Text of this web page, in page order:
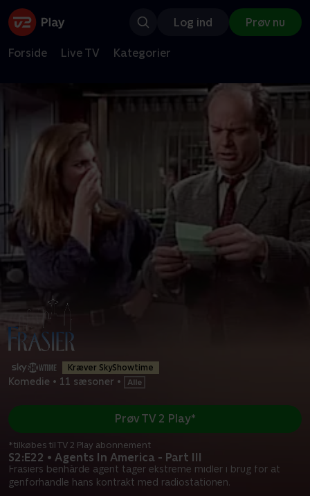
Log ind Prøv nu
Forside Live TV Kategorier
Kræver SkyShowtime
Komedie • 11 sæsoner •
S2:E22 • Agents In America - Part III
Frasiers benhårde agent tager ekstreme midler i brug for at
genforhandle hans kontrakt med radiostationen.
Prøv TV 2 Play*
*tilkøbes til TV 2 Play abonnement